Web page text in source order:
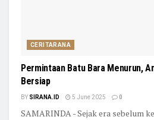
CERITARANA
Permintaan Batu Bara Menurun,
Bersiap
BY SIRANA.ID 5 June 2025 0
SAMARINDA - Sejak era sebelum